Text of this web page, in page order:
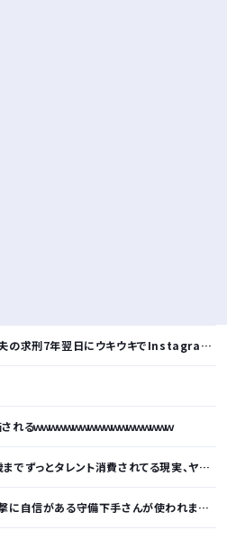
の求刑7年翌日にウキウキでInstagram更新
ｗｗｗｗｗｗｗｗｗｗｗｗｗｗｗｗｗｗ
ント消費されてる現実、ヤバない？ｗｗｗｗｗｗｗｗｗｗ
ある守備下手さんが使われまくるｗｗｗｗｗｗｗｗｗｗ